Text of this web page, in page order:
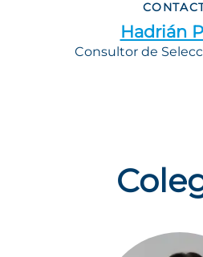
Hadrián
Consultor de